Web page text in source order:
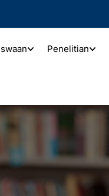
Penelitian